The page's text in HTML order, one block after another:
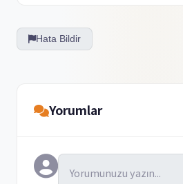
Hata Bildir
Yorumlar